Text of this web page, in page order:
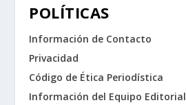
POLÍTICAS
Información de Contacto
Privacidad
Código de Ética Periodística
Información del Equipo Editorial